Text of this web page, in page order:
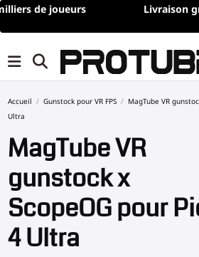
Livraison gratuite
pour toute
Accueil Gunstock pour VR FPS
MagTube VR
Ultra
MagTube VR
gunstock x
ScopeOG pour
4 Ultra